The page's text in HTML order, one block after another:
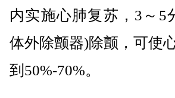
内实施心肺复苏，3～5
体外除颤器)除颤，可使
到50%-70%。